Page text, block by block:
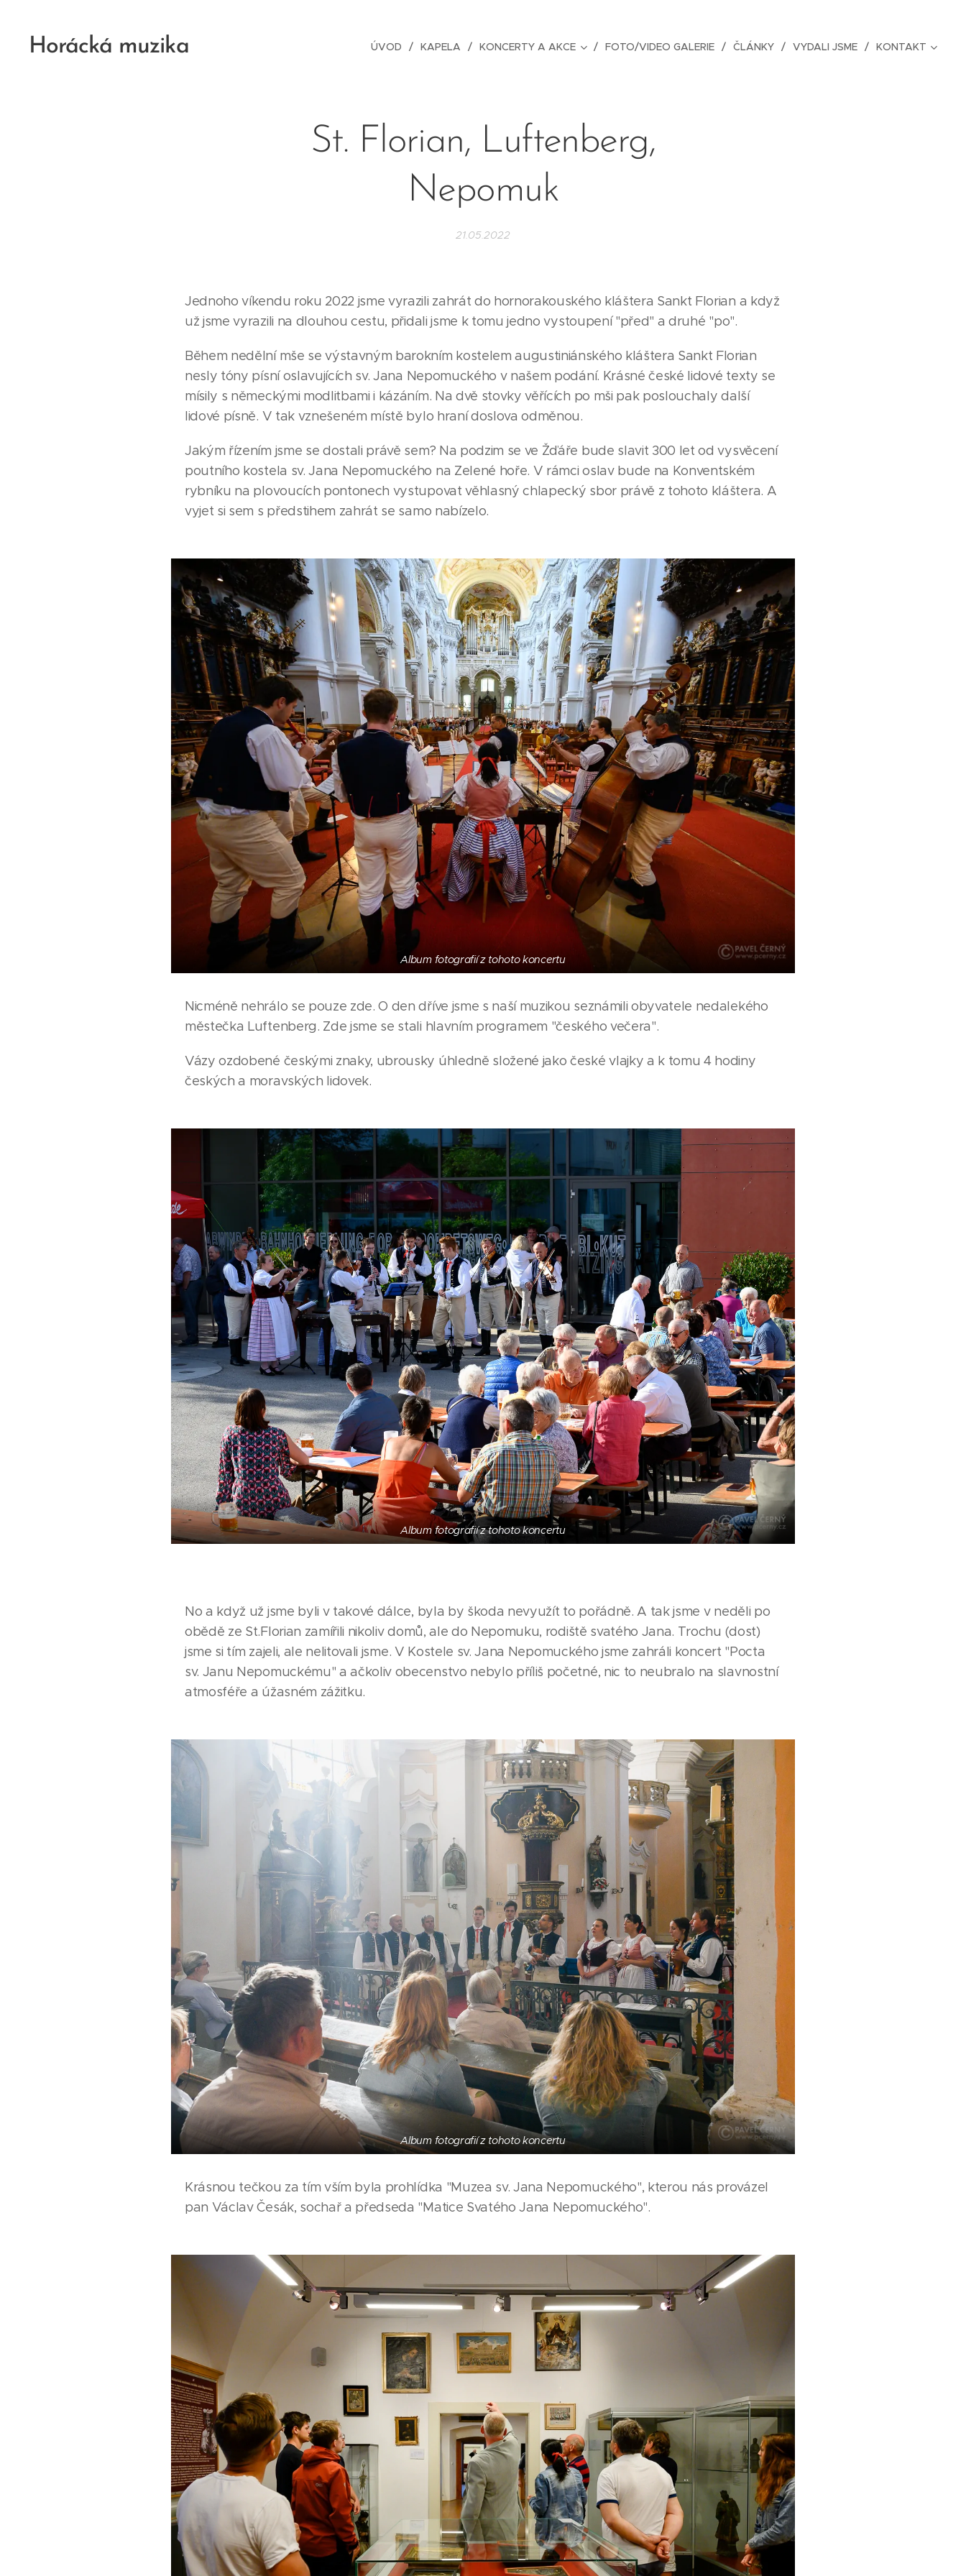
Horácká muzika ÚVOD KAPELA KONCERTY A AKCE FOTO/VIDEO GALERIE ČLÁNKY VYDALI JSME KONTAKT
St. Florian, Luftenberg,
Nepomuk
21.05.2022
Jednoho víkendu roku 2022 jsme vyrazili zahrát do hornorakouského kláštera Sankt Florian a když
už jsme vyrazili na dlouhou cestu, přidali jsme k tomu jedno vystoupení "před" a druhé "po".
Během nedělní mše se výstavným barokním kostelem augustiniánského kláštera Sankt Florian
nesly tóny písní oslavujících sv. Jana Nepomuckého v našem podání. Krásné české lidové texty se
mísily s německými modlitbami i kázáním. Na dvě stovky věřících po mši pak poslouchaly další
lidové písně. V tak vznešeném místě bylo hraní doslova odměnou.
Jakým řízením jsme se dostali právě sem? Na podzim se ve Žďáře bude slavit 300 let od vysvěcení
poutního kostela sv. Jana Nepomuckého na Zelené hoře. V rámci oslav bude na Konventském
rybníku na plovoucích pontonech vystupovat věhlasný chlapecký sbor právě z tohoto kláštera. A
vyjet si sem s předstihem zahrát se samo nabízelo.
Album fotografií z tohoto koncertu
Nicméně nehrálo se pouze zde. O den dříve jsme s naší muzikou seznámili obyvatele nedalekého
městečka Luftenberg. Zde jsme se stali hlavním programem "českého večera".
Vázy ozdobené českými znaky, ubrousky úhledně složené jako české vlajky a k tomu 4 hodiny
českých a moravských lidovek.
Album fotografií z tohoto koncertu
No a když už jsme byli v takové dálce, byla by škoda nevyužít to pořádně. A tak jsme v neděli po
obědě ze St.Florian zamířili nikoliv domů, ale do Nepomuku, rodiště svatého Jana. Trochu (dost)
jsme si tím zajeli, ale nelitovali jsme. V Kostele sv. Jana Nepomuckého jsme zahráli koncert "Pocta
sv. Janu Nepomuckému" a ačkoliv obecenstvo nebylo příliš početné, nic to neubralo na slavnostní
atmosféře a úžasném zážitku.
Album fotografií z tohoto koncertu
Krásnou tečkou za tím vším byla prohlídka "Muzea sv. Jana Nepomuckého", kterou nás provázel
pan Václav Česák, sochař a předseda "Matice Svatého Jana Nepomuckého".